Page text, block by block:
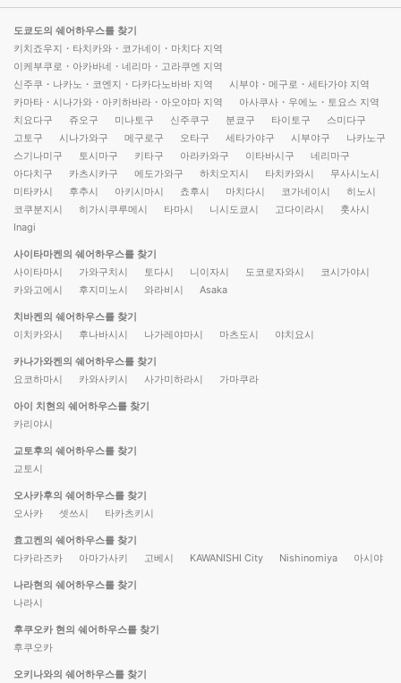
도쿄도의 쉐어하우스를 찾기
키치죠우지・타치카와・코가네이・마치다 지역
이케부쿠로・아카바네・네리마・고라쿠엔 지역
신주쿠・나카노・코엔지・다카다노바바 지역
시부야・메구로・세타가야 지역
카마타・시나가와・아키하바라・아오야마 지역
아사쿠사・우에노・토요스 지역
치요다구
쥬오구 미나토구 신주쿠구 분쿄구 타이토구
스미다구
고토구
시나가와구 메구로구 오타구 세타가야구 시부야구
나카노구
스기나미구
토시마구 키타구 아라카와구 이타바시구
네리마구
아다치구
카츠시카구 에도가와구 하치오지시 타치카와시
무사시노시
미타카시
후추시 아키시마시 쵸후시 마치다시 코가네이시
히노시
코쿠분지시
히가시쿠루메시 타마시 니시도쿄시 고다이라시
훗사시
Inagi
사이타마켄의 쉐어하우스를 찾기
사이타마시
가와구치시 토다시 니이자시 도코로자와시
코시가야시
카와고에시
후지미노시 와라비시 Asaka
치바켄의 쉐어하우스를 찾기
이치카와시
후나바시시 나가레야마시 마츠도시 야치요시
카나가와켄의 쉐어하우스를 찾기
요코하마시
카와사키시 사가미하라시 가마쿠라
아이 치현의 쉐어하우스를 찾기
카리야시
교토후의 쉐어하우스를 찾기
교토시
오사카후의 쉐어하우스를 찾기
오사카
셋쓰시 타카츠키시
효고켄의 쉐어하우스를 찾기
다카라즈카
아마가사키 고베시 KAWANISHI City Nishinomiya 아시야
나라현의 쉐어하우스를 찾기
나라시
후쿠오카 현의 쉐어하우스를 찾기
후쿠오카
오키나와의 쉐어하우스를 찾기